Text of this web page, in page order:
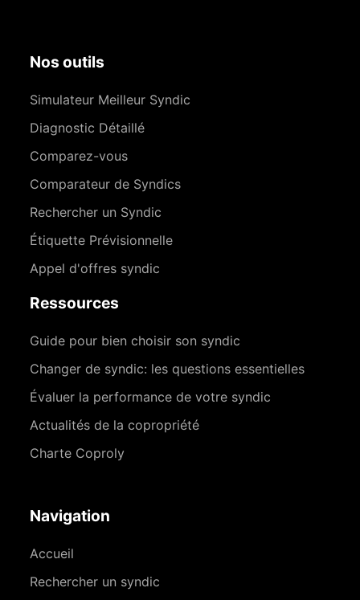
Nos outils
Simulateur Meilleur Syndic
Diagnostic Détaillé
Comparez-vous
Comparateur de Syndics
Rechercher un Syndic
Étiquette Prévisionnelle
Appel d'offres syndic
Ressources
Guide pour bien choisir son syndic
Changer de syndic: les questions essentielles
Évaluer la performance de votre syndic
Actualités de la copropriété
Charte Coproly
Navigation
Accueil
Rechercher un syndic